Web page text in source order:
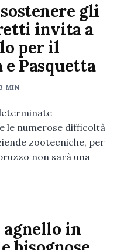
gli
invita a
per il
e Pasquetta
MIN
le numerose difficoltà
zootecniche, per
non sarà una
in